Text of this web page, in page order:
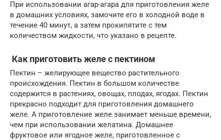
При использовании агар-агара для приготовления желе
в домашних условиях, замочите его в холодной воде в
течение 40 минут, а затем прокипятите с тем
количеством жидкости, что указано в рецепте.
Как приготовить желе с пектином
Пектин – желирующее вещество растительного
происхождения. Пектин в большом количестве
содержится в растениях, овощах, плодах, ягодах. Пектин
прекрасно подходит для приготовления домашнего
желе. А приготовление желе занимает меньше времени,
чем при использовании желатина. Домашнее
фруктовое или ягодное желе, приготовленное с